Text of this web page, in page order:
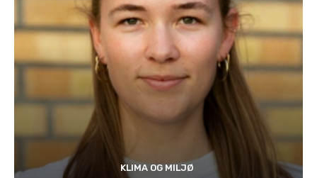
KLIMA OG MILJØ